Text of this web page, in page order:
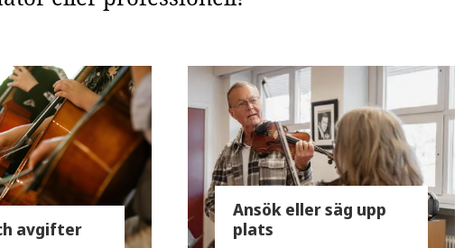
avgifter
Ansök eller säg upp
plats